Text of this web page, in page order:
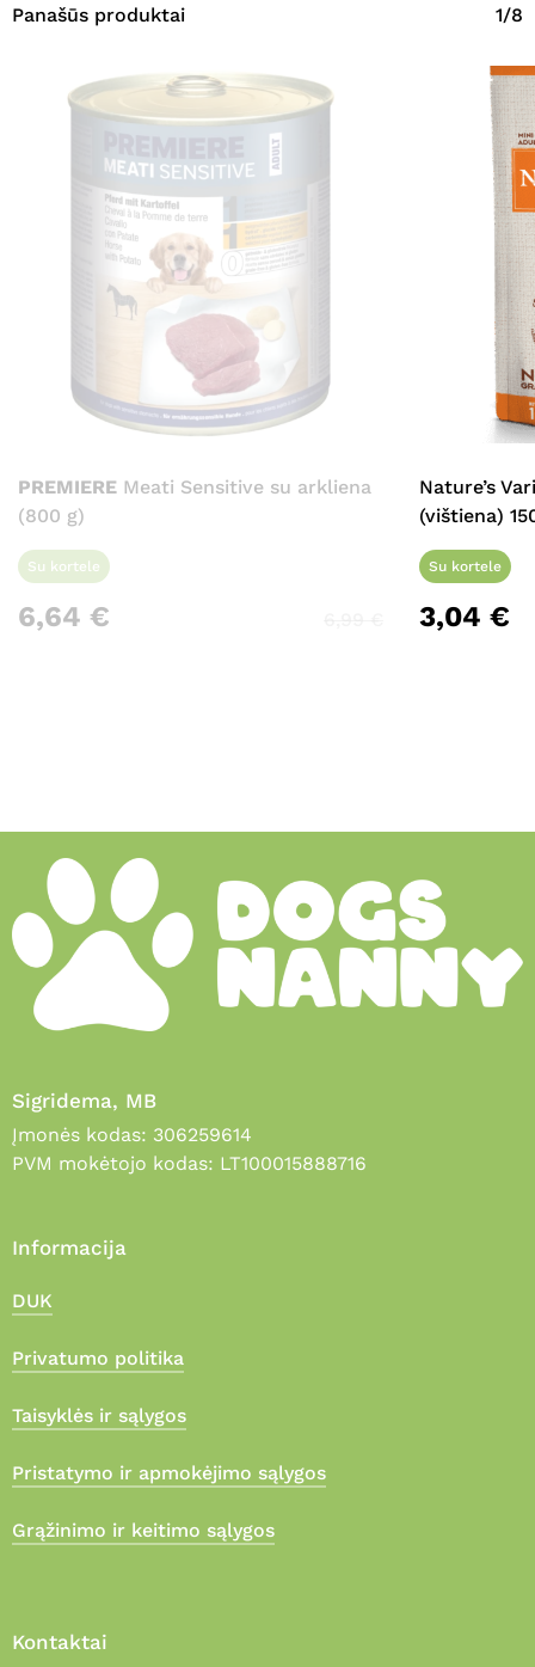
Panašūs produktai 1/8
PREMIERE Meati Sensitive su arkliena
(800 g)
Su kortele
6,64 €
Nature’s
(vištiena)
Su kortele
3,04 €
Sigridema, MB
Įmonės kodas: 306259614
PVM mokėtojo kodas: LT100015888716
Informacija
DUK
Privatumo politika
Taisyklės ir sąlygos
Pristatymo ir apmokėjimo sąlygos
Grąžinimo ir keitimo sąlygos
Kontaktai